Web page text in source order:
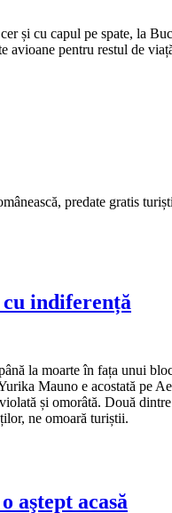
și cu capul pe spate, la
avioane pentru restul de
predate gratis
indiferență
la moarte în fața unui
Mauno e acostată pe
și omorâtă. Două
ne omoară turiștii.
aştept acasă